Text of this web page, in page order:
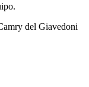
del Giavedoni